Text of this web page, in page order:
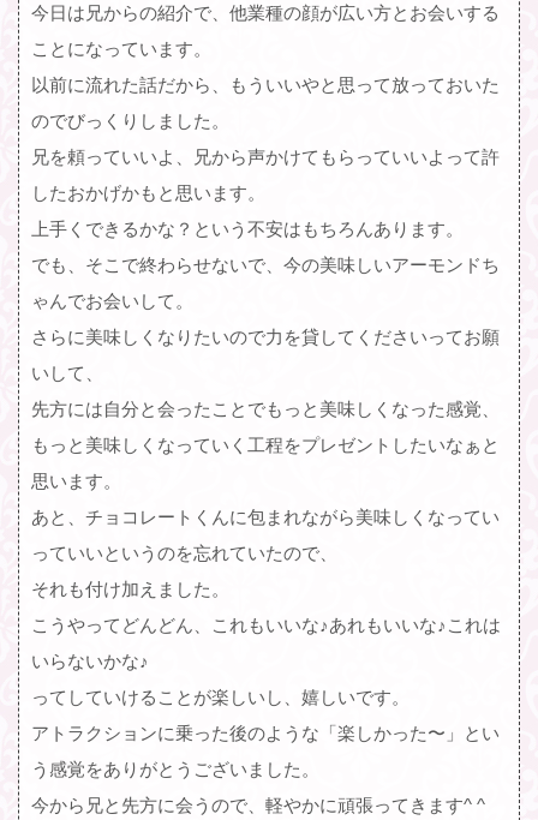
今日は兄からの紹介で、他業種の顔が広い方とお会いする
ことになっています。
以前に流れた話だから、もういいやと思って放っておいた
のでびっくりしました。
兄を頼っていいよ、兄から声かけてもらっていいよって許
したおかげかもと思います。
上手くできるかな？という不安はもちろんあります。
でも、そこで終わらせないで、今の美味しいアーモンドち
ゃんでお会いして。
さらに美味しくなりたいので力を貸してくださいってお願
いして、
先方には自分と会ったことでもっと美味しくなった感覚、
もっと美味しくなっていく工程をプレゼントしたいなぁと
思います。
あと、チョコレートくんに包まれながら美味しくなってい
っていいというのを忘れていたので、
それも付け加えました。
こうやってどんどん、これもいいな♪あれもいいな♪これは
いらないかな♪
ってしていけることが楽しいし、嬉しいです。
アトラクションに乗った後のような「楽しかった〜」とい
う感覚をありがとうございました。
今から兄と先方に会うので、軽やかに頑張ってきます^ ^